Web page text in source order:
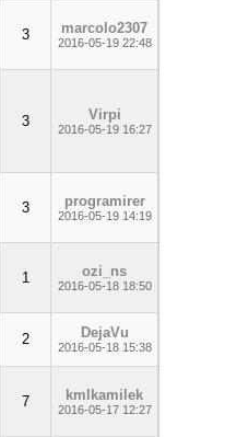
3 marcolo2307
2016-05-19 22:48
3 Virpi
2016-05-19 16:27
3 programirer
2016-05-19 14:19
1 ozi_ns
2016-05-18 18:50
2 DejaVu
2016-05-18 15:38
7 kmlkamilek
2016-05-17 12:27